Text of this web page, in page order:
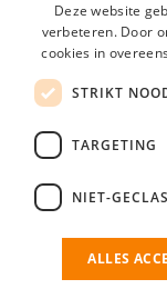
Wachtwoord
login gegevens
login
Bedrijf aanmelden
nieuwe collega/
Deze website
verbeteren. Door
cookies in
STRIKT
TARGETING
NIET-
ALLES